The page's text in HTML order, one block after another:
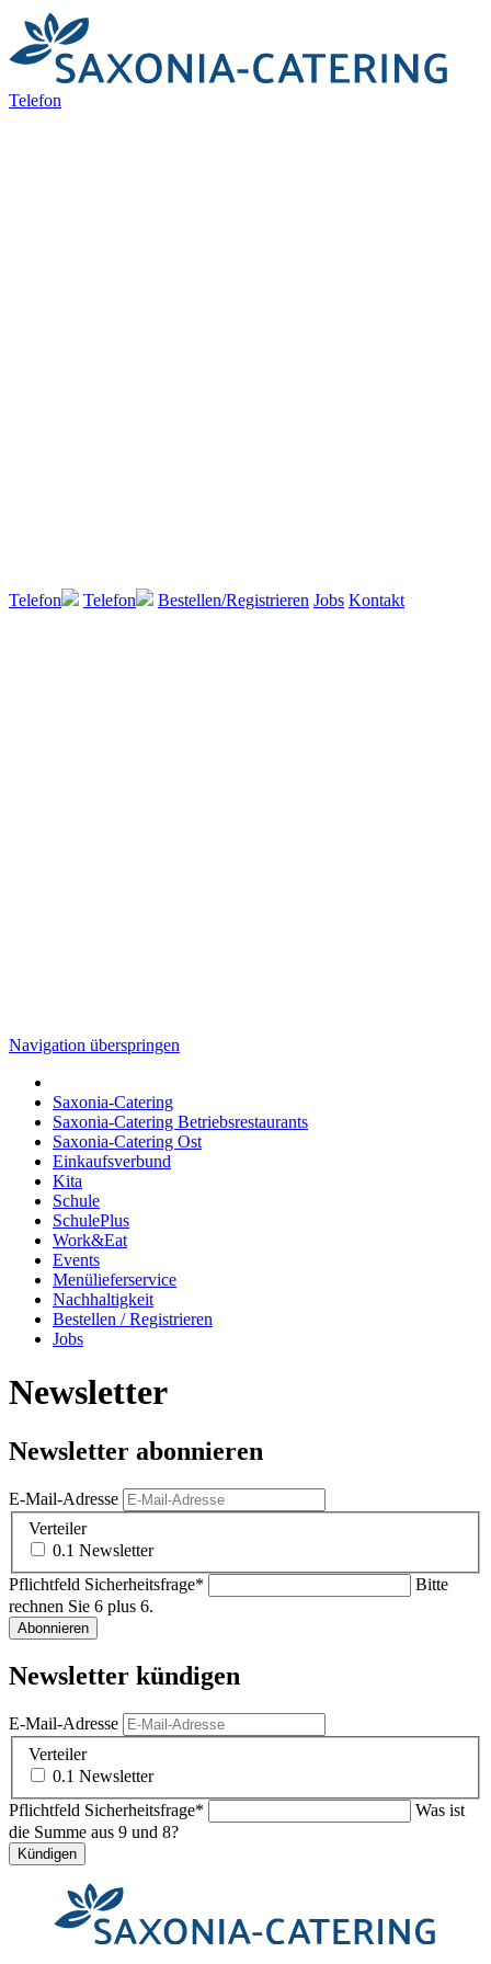
Telefon
Telefon Telefon Bestellen/Registrieren Jobs Kontakt
Navigation überspringen
Saxonia-Catering
Saxonia-Catering Betriebsrestaurants
Saxonia-Catering Ost
Einkaufsverbund
Kita
Schule
SchulePlus
Work&Eat
Events
Menülieferservice
Nachhaltigkeit
Bestellen / Registrieren
Jobs
Newsletter
Newsletter abonnieren
E-Mail-Adresse
Verteiler
0.1 Newsletter
Pflichtfeld Sicherheitsfrage*
Bitte
rechnen Sie 6 plus 6.
Abonnieren
Newsletter kündigen
E-Mail-Adresse
Verteiler
0.1 Newsletter
Pflichtfeld Sicherheitsfrage*
Was ist
die Summe aus 9 und 8?
Kündigen